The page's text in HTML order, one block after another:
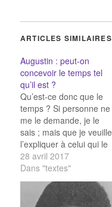
ARTICLES SIMILAIRES
Augustin : peut-on
concevoir le temps tel
qu’il est ?
Qu’est-ce donc que le
temps ? Si personne ne
me le demande, je le
sais ; mais que je veuille
l’expliquer à celui qui le
demande, je ne le sais
pas ! Et pourtant - je le
dis en toute confiance -
je sais que si rien ne se
passait,…
28 avril 2017
Dans "textes"